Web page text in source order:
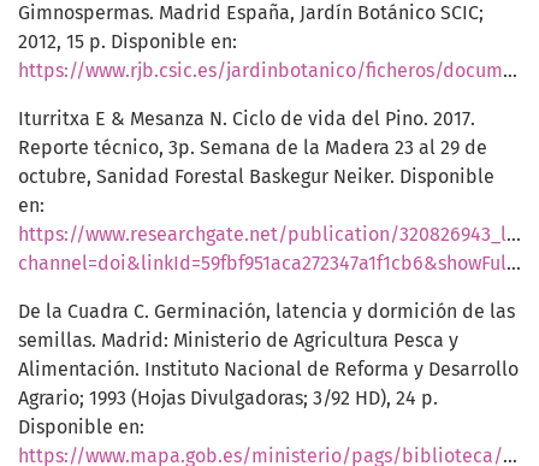
Gimnospermas. Madrid España, Jardín Botánico SCIC;
2012, 15 p. Disponible en:
https://www.rjb.csic.es/jardinbotanico/ficheros/documentos/pdf/didactica/Gimnospermas.pdf
Iturritxa E & Mesanza N. Ciclo de vida del Pino. 2017.
Reporte técnico, 3p. Semana de la Madera 23 al 29 de
octubre, Sanidad Forestal Baskegur Neiker. Disponible
en:
https://www.researchgate.net/publication/
channel=doi&linkId=59fbf951aca272347a1f1cb6&showFulltext=true
De la Cuadra C. Germinación, latencia y dormición de las
semillas. Madrid: Ministerio de Agricultura Pesca y
Alimentación. Instituto Nacional de Reforma y Desarrollo
Agrario; 1993 (Hojas Divulgadoras; 3/92 HD), 24 p.
Disponible en:
https://www.mapa.gob.es/ministerio/pags/biblioteca/hojas/hd_1992_03.pdf